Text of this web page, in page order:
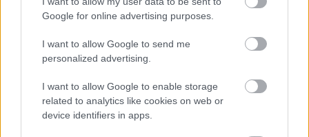
Google for online advertising purposes.
I want to allow Google to send me
personalized advertising.
I want to allow Google to enable storage
related to analytics like cookies on web or
device identifiers in apps.
elején írtam egy forgatókönyvet, amiRózsa János
hozott történet nem működött a posztszocialista
években. KésőbbSimó Sándor
írtam a témából, ami megjelent, ez vezetett végül a
filmhez" - soroltaVámos Miklós. Hozzáfűzte: a
dialógusok 70 százalékátKern András